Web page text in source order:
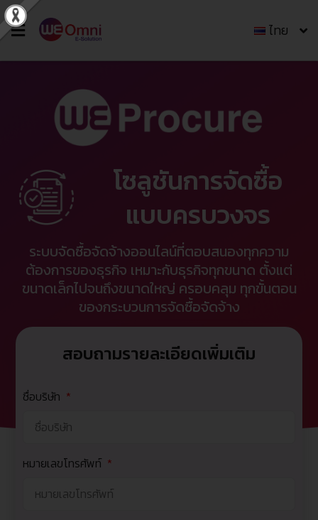
ไทย
โซลูชันการจัดซื้อ
แบบครบวงจร
ระบบจัดซื้อจัดจ้างออนไลน์ที่ตอบสนองทุกความ
ต้องการของธุรกิจ เหมาะกับธุรกิจทุกขนาด ตั้งแต่
ขนาดเล็กไปจนถึงขนาดใหญ่ ครอบคลุม ทุกขั้นตอน
ของกระบวนการจัดซื้อจัดจ้าง
สอบถามรายละเอียดเพิ่มเติม
ชื่อบริษัท
หมายเลขโทรศัพท์